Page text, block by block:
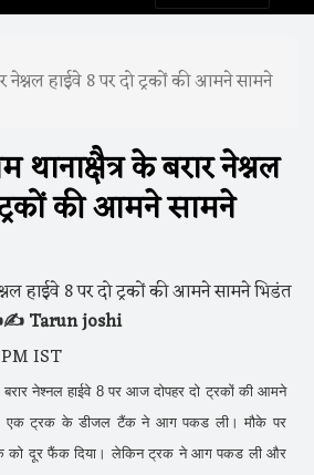
नेश्नल हाईवे 8 पर दो ट्रकों की आमने सामने
थानाक्षैत्र के बरार नेश्नल
की आमने सामने
Tarun joshi
IST
नेश्नल हाईवे 8 पर आज दोपहर दो ट्रकों की आमने
एक ट्रक के डीजल टैंक ने आग पकड ली। मौके पर
को दूर फैंक दिया। लेकिन ट्रक ने आग पकड ली और